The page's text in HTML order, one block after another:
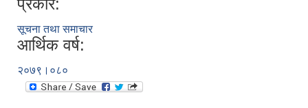
प्रकार:
सूचना तथा समाचार
आर्थिक वर्ष:
२०७९।०८०